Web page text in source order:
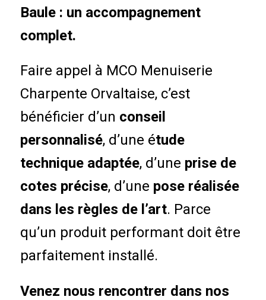
Baule : un accompagnement
complet.
Faire appel à MCO Menuiserie
Charpente Orvaltaise, c’est
bénéficier d’un conseil
personnalisé, d’une étude
technique adaptée, d’une prise de
cotes précise, d’une pose réalisée
dans les règles de l’art. Parce
qu’un produit performant doit être
parfaitement installé.
Venez nous rencontrer dans nos